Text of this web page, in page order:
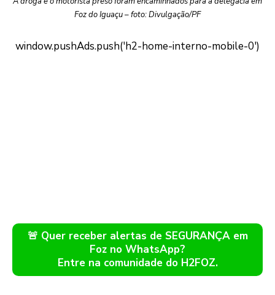
Foz do Iguaçu – foto: Divulgação/PF
🚨 Quer receber alertas de SEGURANÇA em
Foz no WhatsApp?
Entre na comunidade do H2FOZ.